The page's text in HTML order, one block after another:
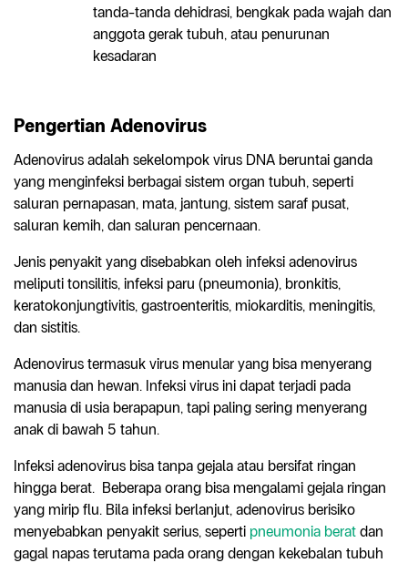
tanda-tanda dehidrasi, bengkak pada wajah dan
anggota gerak tubuh, atau penurunan
kesadaran
Pengertian Adenovirus
Adenovirus adalah sekelompok virus DNA beruntai ganda
yang menginfeksi berbagai sistem organ tubuh, seperti
saluran pernapasan, mata, jantung, sistem saraf pusat,
saluran kemih, dan saluran pencernaan.
Jenis penyakit yang disebabkan oleh infeksi adenovirus
meliputi tonsilitis, infeksi paru (pneumonia), bronkitis,
keratokonjungtivitis, gastroenteritis, miokarditis, meningitis,
dan sistitis.
Adenovirus termasuk virus menular yang bisa menyerang
manusia dan hewan. Infeksi virus ini dapat terjadi pada
manusia di usia berapapun, tapi paling sering menyerang
anak di bawah 5 tahun.
Infeksi adenovirus bisa tanpa gejala atau bersifat ringan
hingga berat. Beberapa orang bisa mengalami gejala ringan
yang mirip flu. Bila infeksi berlanjut, adenovirus berisiko
menyebabkan penyakit serius, seperti pneumonia berat dan
gagal napas terutama pada orang dengan kekebalan tubuh